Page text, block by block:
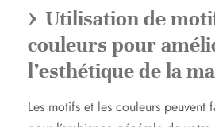
Utilisation de
couleurs pour
l’esthétique de la
Les motifs et les couleurs peuvent